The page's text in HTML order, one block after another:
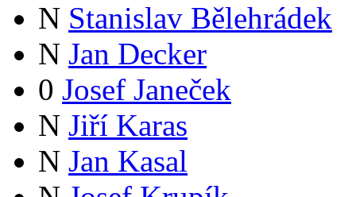
N Stanislav Bělehrádek
N Jan Decker
0 Josef Janeček
N Jiří Karas
N Jan Kasal